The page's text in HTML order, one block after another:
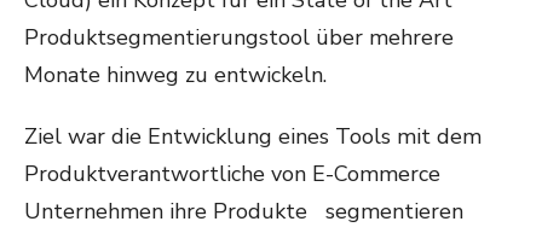
Produktsegmentierungstool über mehrere
Monate hinweg zu entwickeln.
Ziel war die Entwicklung eines Tools mit dem
Produktverantwortliche von E-Commerce
Unternehmen ihre Produkte segmentieren